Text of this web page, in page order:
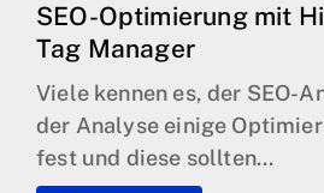
SEO-Optimierung mit
Tag Manager
Viele kennen es, der SEO-
der Analyse einige
fest und diese sollten...